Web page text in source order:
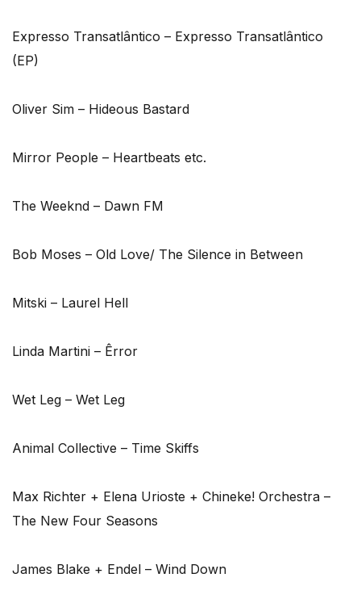
Expresso Transatlântico – Expresso Transatlântico
(EP)
Oliver Sim – Hideous Bastard
Mirror People – Heartbeats etc.
The Weeknd – Dawn FM
Bob Moses – Old Love/ The Silence in Between
Mitski – Laurel Hell
Linda Martini – Êrror
Wet Leg – Wet Leg
Animal Collective – Time Skiffs
Max Richter + Elena Urioste + Chineke! Orchestra –
The New Four Seasons
James Blake + Endel – Wind Down